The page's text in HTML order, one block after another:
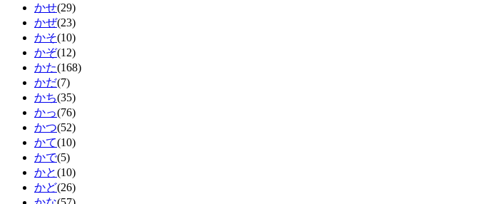
かせ(29)
かぜ(23)
かそ(10)
かぞ(12)
かた(168)
かだ(7)
かち(35)
かっ(76)
かつ(52)
かて(10)
かで(5)
かと(10)
かど(26)